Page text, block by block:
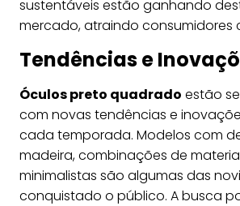
sustentáveis estão ganhando
mercado, atraindo consumidores
Tendências e
Óculos preto quadrado estão
com novas tendências e
cada temporada. Modelos com
madeira, combinações de
minimalistas são algumas das
conquistado o público. A busca